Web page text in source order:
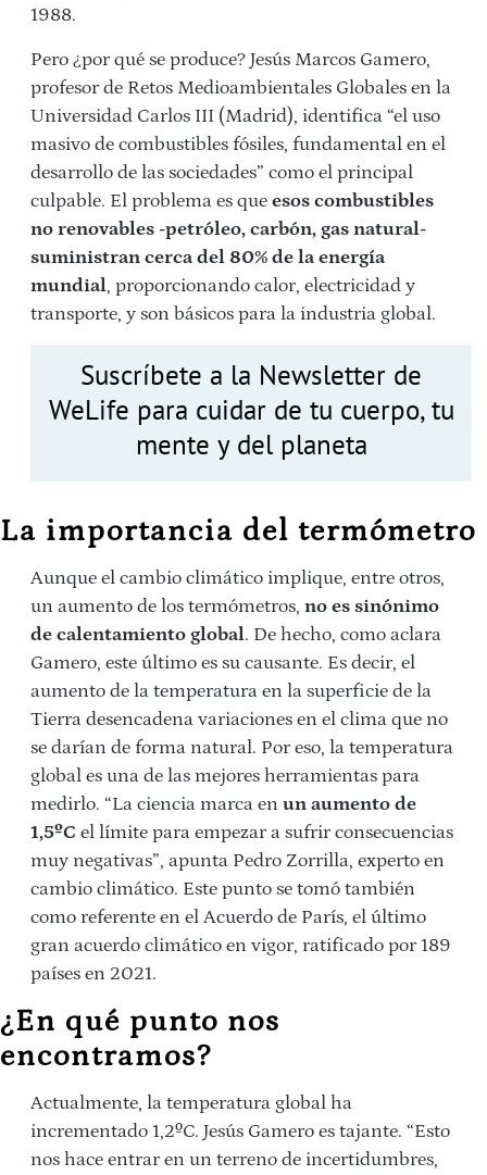
1988.
Pero ¿por qué se produce? Jesús Marcos Gamero,
profesor de Retos Medioambientales Globales en la
Universidad Carlos III (Madrid), identifica “el uso
masivo de combustibles fósiles, fundamental en el
desarrollo de las sociedades” como el principal
culpable. El problema es que esos combustibles
no renovables -petróleo, carbón, gas natural-
suministran cerca del 80% de la energía
mundial, proporcionando calor, electricidad y
transporte, y son básicos para la industria global.
Suscríbete a la Newsletter de
WeLife para cuidar de tu cuerpo, tu
mente y del planeta
La importancia del termómetro
Aunque el cambio climático implique, entre otros,
un aumento de los termómetros, no es sinónimo
de calentamiento global. De hecho, como aclara
Gamero, este último es su causante. Es decir, el
aumento de la temperatura en la superficie de la
Tierra desencadena variaciones en el clima que no
se darían de forma natural. Por eso, la temperatura
global es una de las mejores herramientas para
medirlo. “La ciencia marca en un aumento de
1,5ºC el límite para empezar a sufrir consecuencias
muy negativas”, apunta Pedro Zorrilla, experto en
cambio climático. Este punto se tomó también
como referente en el Acuerdo de París, el último
gran acuerdo climático en vigor, ratificado por 189
países en 2021.
¿En qué punto nos
encontramos?
Actualmente, la temperatura global ha
incrementado 1,2ºC. Jesús Gamero es tajante. “Esto
nos hace entrar en un terreno de incertidumbres,